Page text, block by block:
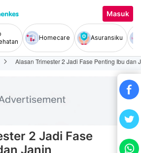
Masuk
Homecare Asuransiku
Alasan Trimester 2 Jadi Fase Penting Ibu dan
2 Jadi Fase
Janin